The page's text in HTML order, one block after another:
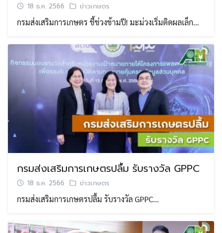
18 ธ.ค. 2566 ข่าวเกษตร
กรมส่งเสริมการเกษตร ชี้ช่วงข้ามปี! มะม่วงเริ่มติดผลเล็ก…
กรมส่งเสริมการเกษตรปลื้ม รับรางวัล GPPC
18 ธ.ค. 2566 ข่าวเกษตร
กรมส่งเสริมการเกษตรปลื้ม รับรางวัล GPPC…